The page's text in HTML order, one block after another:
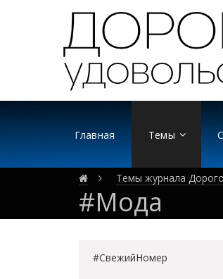
Главная Темы
Темы журнала
#Мода
#СвежийНомер